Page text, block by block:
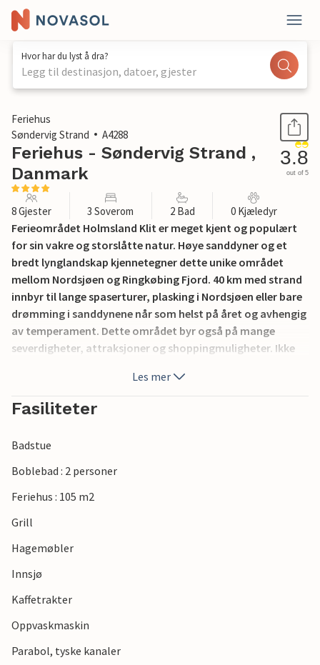
Hvor har du lyst å dra?
Legg til destinasjon, datoer, gjester
1 / 29
Feriehus
Søndervig Strand
A4288
Feriehus - Søndervig Strand ,
Danmark
3.8
out of 5
8 Gjester 3 Soverom 2 Bad 0 Kjæledyr
Ferieområdet Holmsland Klit er meget kjent og populært
for sin vakre og storslåtte natur. Høye sanddyner og et
bredt lynglandskap kjennetegner dette unike området
mellom Nordsjøen og Ringkøbing Fjord. 40 km med strand
innbyr til lange spaserturer, plasking i Nordsjøen eller bare
drømming i sanddynene når som helst på året og avhengig
av temperament. Dette området byr også på mange
severdigheter, attraksjoner og shoppingmuligheter. Ikke
du blant annet kan lage dine egne stearinlys. Hvis du er ute
etter absolutt fred og ro, anbefales Vedersø Klit på det
sterkeste. Det er gratis adgang til Fiskeriet Hus.
Les mer
Fasiliteter
Badstue
Boblebad : 2 personer
Feriehus : 105 m2
Grill
Hagemøbler
Innsjø
Kaffetrakter
Oppvaskmaskin
Parabol, tyske kanaler